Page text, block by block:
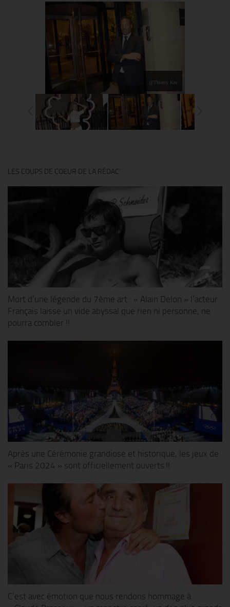
@Thierry Ker
LES COUPS DE COEUR DE LA RÉDAC’
Mort d’une légende du 7ème art : « Alain Delon » l’acteur
Français laisse un vide abyssal que rien ni personne, ne
pourra combler !!
Après une Cérémonie grandiose et historique, les jeux de
« Paris 2024 » sont officiellement ouverts !!
C’est avec émotion que nous rendons hommage à